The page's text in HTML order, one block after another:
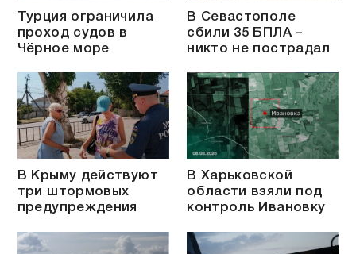
Турция ограничила
проход судов в
Чёрное море
В Севастополе
сбили 35 БПЛА –
никто не пострадал
В Крыму действуют
три штормовых
предупреждения
В Харьковской
области взяли под
контроль Ивановку